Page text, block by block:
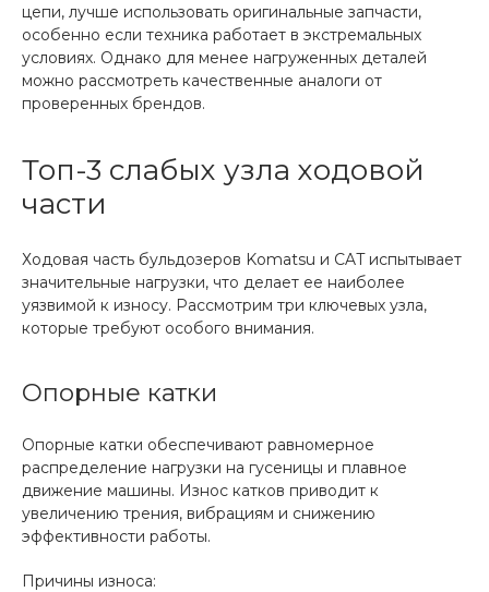
цепи, лучше использовать оригинальные запчасти,
особенно если техника работает в экстремальных
условиях. Однако для менее нагруженных деталей
можно рассмотреть качественные аналоги от
проверенных брендов.
Топ-3 слабых узла ходовой
части
Ходовая часть бульдозеров Komatsu и CAT испытывает
значительные нагрузки, что делает ее наиболее
уязвимой к износу. Рассмотрим три ключевых узла,
которые требуют особого внимания.
Опорные катки
Опорные катки обеспечивают равномерное
распределение нагрузки на гусеницы и плавное
движение машины. Износ катков приводит к
увеличению трения, вибрациям и снижению
эффективности работы.
Причины износа: